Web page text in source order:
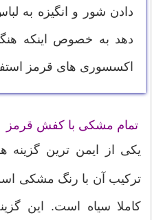
دادن شور و انگیزه به
دهد به خصوص اینکه
اکسسوری های قرمز
تمام مشکی با کفش قرمز
یکی از ایمن ترین گزینه
ترکیب آن با رنگ مشکی
کاملا سیاه است. این